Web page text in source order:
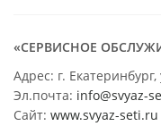
«СЕРВИСНОЕ
Адрес: г.
Эл.почта: info@svyaz-
Сайт: www.svyaz-seti.ru